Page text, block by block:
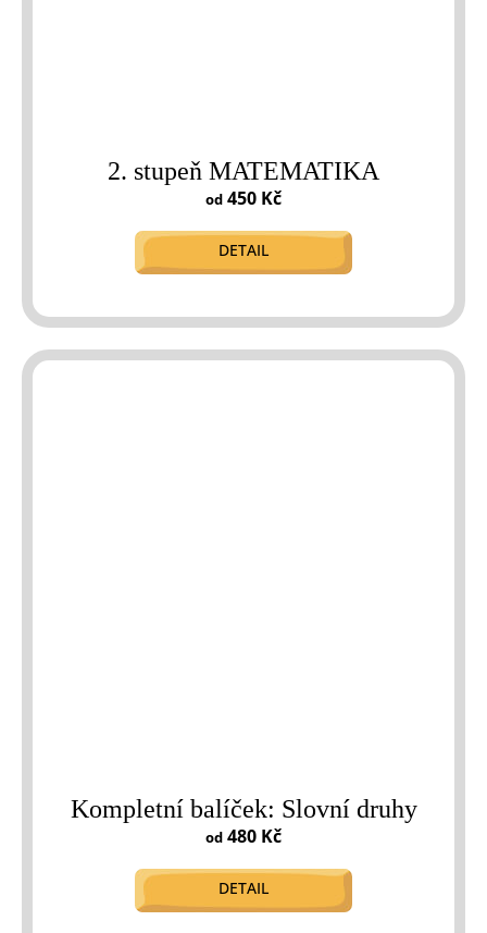
2. stupeň MATEMATIKA
od 450 Kč
DETAIL
Kompletní balíček: Slovní druhy
od 480 Kč
DETAIL